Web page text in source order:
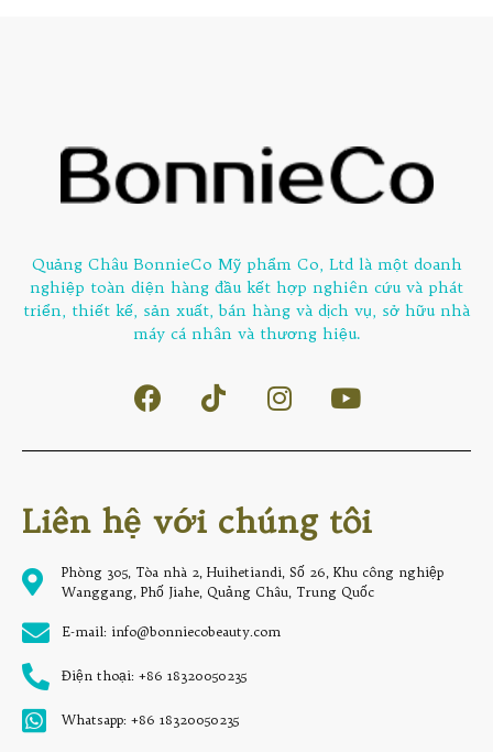
Quảng Châu BonnieCo Mỹ phẩm Co, Ltd là một doanh
nghiệp toàn diện hàng đầu kết hợp nghiên cứu và phát
triển, thiết kế, sản xuất, bán hàng và dịch vụ, sở hữu nhà
máy cá nhân và thương hiệu.
Liên hệ với chúng tôi
Phòng 305, Tòa nhà 2, Huihetiandi, Số 26, Khu công nghiệp
Wanggang, Phố Jiahe, Quảng Châu, Trung Quốc
E-mail: info@bonniecobeauty.com
Điện thoại: +86 18320050235
Whatsapp: +86 18320050235